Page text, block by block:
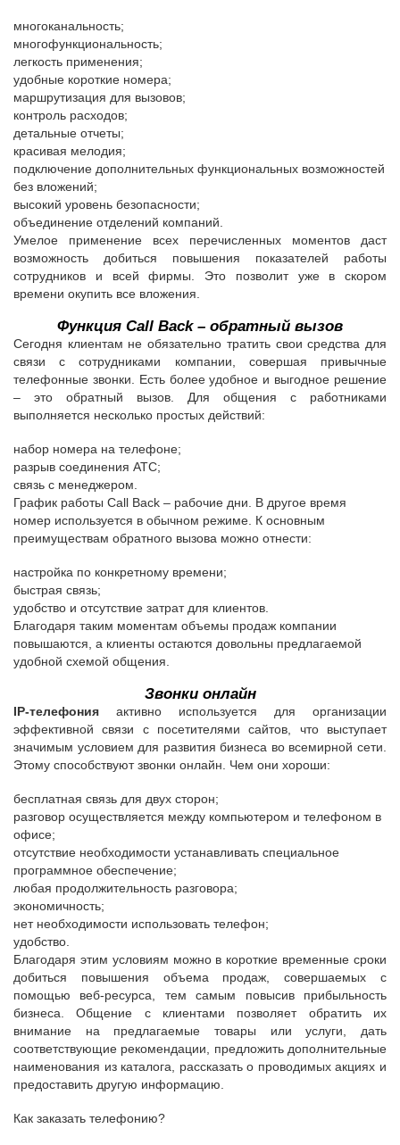
многоканальность;
многофункциональность;
легкость применения;
удобные короткие номера;
маршрутизация для вызовов;
контроль расходов;
детальные отчеты;
красивая мелодия;
подключение дополнительных функциональных возможностей
без вложений;
высокий уровень безопасности;
объединение отделений компаний.
Умелое применение всех перечисленных моментов даст
возможность добиться повышения показателей работы
сотрудников и всей фирмы. Это позволит уже в скором
времени окупить все вложения.
Функция Call Back – обратный вызов
Сегодня клиентам не обязательно тратить свои средства для
связи с сотрудниками компании, совершая привычные
телефонные звонки. Есть более удобное и выгодное решение
– это обратный вызов. Для общения с работниками
выполняется несколько простых действий:
набор номера на телефоне;
разрыв соединения АТС;
связь с менеджером.
График работы Call Back – рабочие дни. В другое время
номер используется в обычном режиме. К основным
преимуществам обратного вызова можно отнести:
настройка по конкретному времени;
быстрая связь;
удобство и отсутствие затрат для клиентов.
Благодаря таким моментам объемы продаж компании
повышаются, а клиенты остаются довольны предлагаемой
удобной схемой общения.
Звонки онлайн
IP-телефония активно используется для организации
эффективной связи с посетителями сайтов, что выступает
значимым условием для развития бизнеса во всемирной сети.
Этому способствуют звонки онлайн. Чем они хороши:
бесплатная связь для двух сторон;
разговор осуществляется между компьютером и телефоном в
офисе;
отсутствие необходимости устанавливать специальное
программное обеспечение;
любая продолжительность разговора;
экономичность;
нет необходимости использовать телефон;
удобство.
Благодаря этим условиям можно в короткие временные сроки
добиться повышения объема продаж, совершаемых с
помощью веб-ресурса, тем самым повысив прибыльность
бизнеса. Общение с клиентами позволяет обратить их
внимание на предлагаемые товары или услуги, дать
соответствующие рекомендации, предложить дополнительные
наименования из каталога, рассказать о проводимых акциях и
предоставить другую информацию.
Как заказать телефонию?